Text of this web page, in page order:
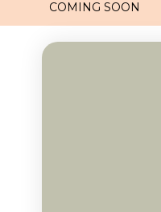
COMING SOON